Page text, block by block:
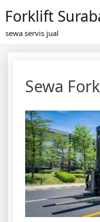
Forklift
sewa servis jual
Sewa